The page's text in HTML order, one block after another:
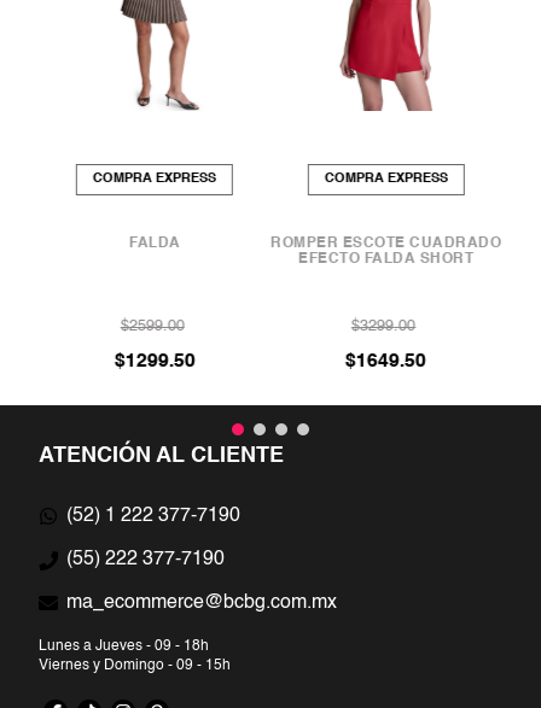
COMPRA EXPRESS
FALDA
$2599.00
$1299.50
COMPRA EXPRESS
ROMPER ESCOTE CUADRADO
EFECTO FALDA SHORT
$3299.00
$1649.50
ATENCIÓN AL CLIENTE
(52) 1 222 377-7190
(55) 222 377-7190
ma_ecommerce@bcbg.com.mx
Lunes a Jueves - 09 - 18h
Viernes y Domingo - 09 - 15h